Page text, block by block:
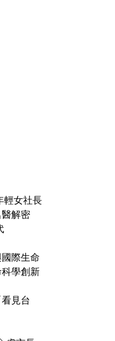
輕女社長
解密
國際生命
學創新
見台